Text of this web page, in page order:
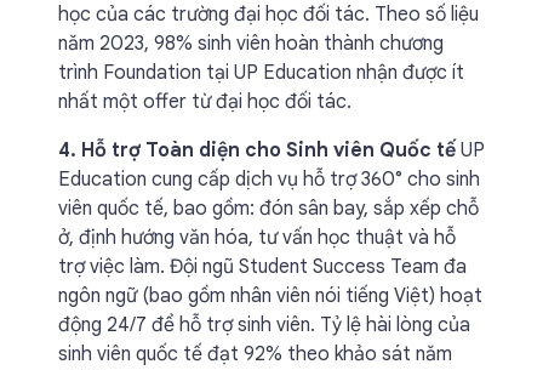
học của các trường đại học đối tác. Theo số liệu
năm 2023, 98% sinh viên hoàn thành chương
trình Foundation tại UP Education nhận được ít
nhất một offer từ đại học đối tác.
4. Hỗ trợ Toàn diện cho Sinh viên Quốc tế UP
Education cung cấp dịch vụ hỗ trợ 360° cho sinh
viên quốc tế, bao gồm: đón sân bay, sắp xếp chỗ
ở, định hướng văn hóa, tư vấn học thuật và hỗ
trợ việc làm. Đội ngũ Student Success Team đa
ngôn ngữ (bao gồm nhân viên nói tiếng Việt) hoạt
động 24/7 để hỗ trợ sinh viên. Tỷ lệ hài lòng của
sinh viên quốc tế đạt 92% theo khảo sát năm